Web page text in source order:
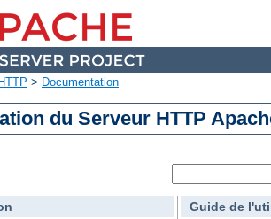
> Documentation
du Serveur HTTP
Guide de